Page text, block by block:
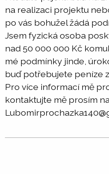
na realizaci projektu
po vás bohužel žádá
Jsem fyzická osoba
nad 50 000 000 Kč
mé podmínky jinde,
buď potřebujete peníze
Pro více informací mě
kontaktujte mě prosím